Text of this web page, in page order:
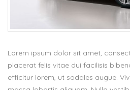
Lorem ipsum dolor sit amet,
placerat felis vitae dui facilisis
efficitur lorem, ut sodales augue.